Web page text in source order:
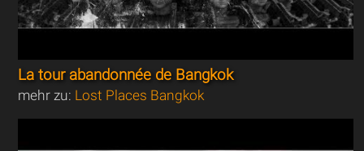
La tour abandonnée de Bangkok
mehr zu: Lost Places Bangkok